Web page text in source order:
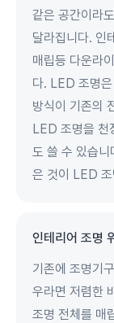
같은 공간이라
달라집니다. 인
매립등 다운라
다. LED 조명
방식이 기존의
LED 조명을 천
도 쓸 수 있습니
은 것이 LED
인테리어 조명
기존에 조명기
우라면 저렴한
조명 전체를 매